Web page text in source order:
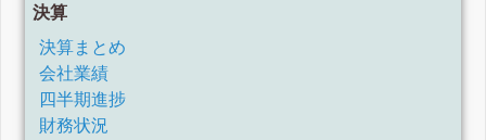
決算
決算まとめ
会社業績
四半期進捗
財務状況